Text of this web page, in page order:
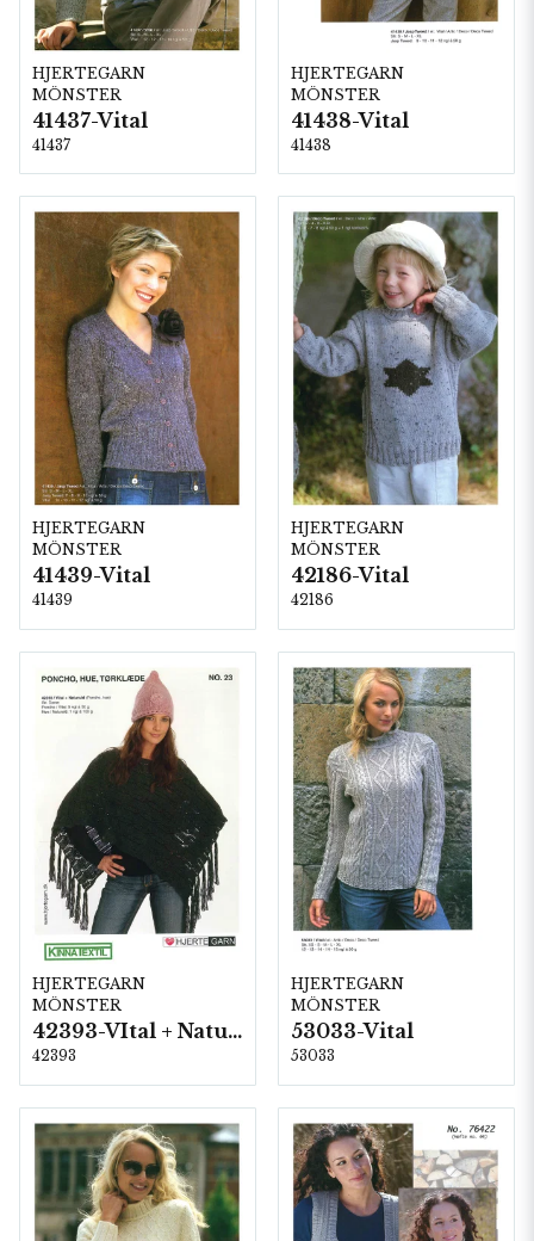
HJERTEGARN
MÖNSTER
41437-Vital
41437
HJERTEGARN
MÖNSTER
41438-Vital
41438
HJERTEGARN
MÖNSTER
41439-Vital
41439
HJERTEGARN
MÖNSTER
42186-Vital
42186
HJERTEGARN
MÖNSTER
42393-VItal + Naturull
42393
HJERTEGARN
MÖNSTER
53033-Vital
53033